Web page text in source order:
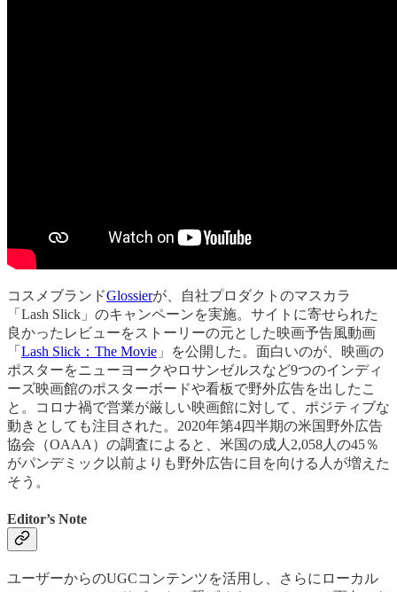
コスメブランドGlossierが、自社プロダクトのマスカラ
「Lash Slick」のキャンペーンを実施。サイトに寄せられた
良かったレビューをストーリーの元とした映画予告風動画
「 Lash Slick：The Movie 」を公開した。面白いのが、映画の
ポスターをニューヨークやロサンゼルスなど9つのインディ
ーズ映画館のポスターボードや看板で野外広告を出したこ
と。コロナ禍で営業が厳しい映画館に対して、ポジティブな
動きとしても注目された。2020年第4四半期の米国野外広告
協会（OAAA）の調査によると、米国の成人2,058人の45％
がパンデミック以前よりも野外広告に目を向ける人が増えた
そう。
Editor’s Note
ユーザーからのUGCコンテンツを活用し、さらにローカル